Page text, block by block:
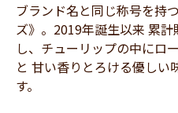
ブランド名と同じ称号を持
ズ》。2019年誕生以来 累
し、チューリップの中にロ
と 甘い香りとろける優しい
す。